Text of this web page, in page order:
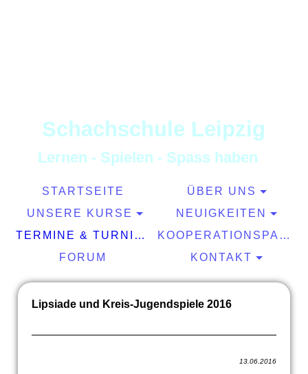
Schachschule Leipzig
Lernen - Spielen - Spass haben
STARTSEITE
ÜBER UNS
UNSERE KURSE
NEUIGKEITEN
TERMINE & TURNIERE
KOOPERATIONSPARTNER
FORUM
KONTAKT
Lipsiade und Kreis-Jugendspiele 2016
13.06.2016